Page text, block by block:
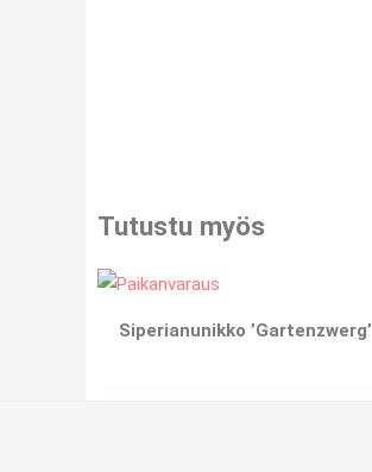
Tutustu myös
Siperianunikko ’Gartenzwerg’